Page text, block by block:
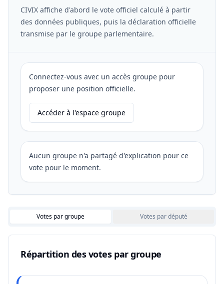
CIVIX affiche d'abord le vote officiel calculé à partir
des données publiques, puis la déclaration officielle
transmise par le groupe parlementaire.
Connectez-vous avec un accès groupe pour
proposer une position officielle.
Accéder à l'espace groupe
Aucun groupe n'a partagé d'explication pour ce
vote pour le moment.
Votes par groupe Votes par député
Répartition des votes par groupe